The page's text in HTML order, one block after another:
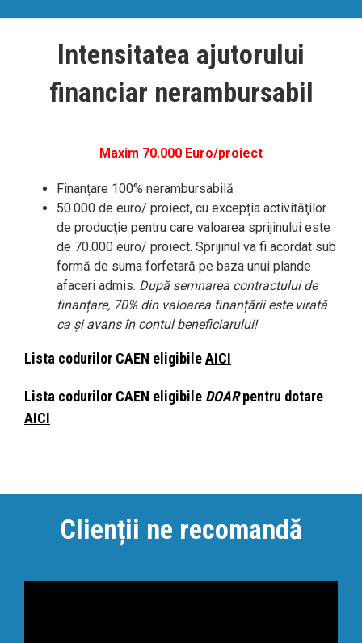
Intensitatea ajutorului
financiar nerambursabil
Maxim 70.000 Euro/proiect
Finanțare 100% nerambursabilă
50.000 de euro/ proiect, cu excepția activităţilor
de producţie pentru care valoarea sprijinului este
de 70.000 euro/ proiect. Sprijinul va fi acordat sub
formă de suma forfetară pe baza unui plande
afaceri admis. După semnarea contractului de
finanțare, 70% din valoarea finanțăriieste virată
ca și avans în contul beneficiarului!
Lista codurilor CAEN eligibileAICI
Lista codurilor CAEN eligibile DOARpentru dotare
AICI
Clienții ne recomandă